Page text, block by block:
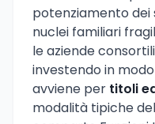
potenziamento dei
nuclei familiari
le aziende
investendo in
avviene per titoli
modalità tipiche